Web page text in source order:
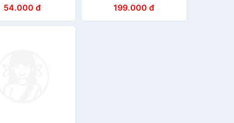
54.000 đ 199.000 đ